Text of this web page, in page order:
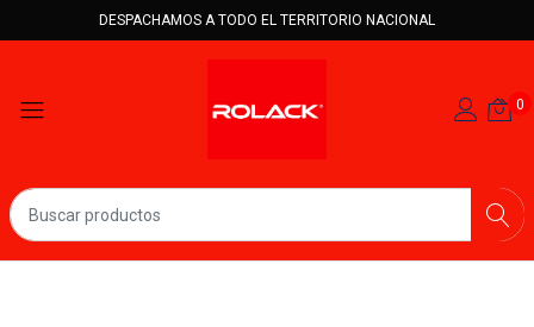
DESPACHAMOS A TODO EL TERRITORIO NACIONAL
0